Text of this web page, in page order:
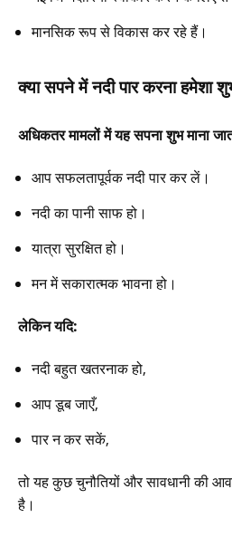
मानसिक रूप से विकास कर रहे हैं।
क्या सपने में नदी पार करना हमेशा
अधिकतर मामलों में यह सपना शुभ माना
आप सफलतापूर्वक नदी पार कर लें।
नदी का पानी साफ हो।
यात्रा सुरक्षित हो।
मन में सकारात्मक भावना हो।
लेकिन यदि:
नदी बहुत खतरनाक हो,
आप डूब जाएँ,
पार न कर सकें,
तो यह कुछ चुनौतियों और सावधानी की
है।